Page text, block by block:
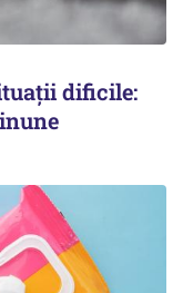
dificile: